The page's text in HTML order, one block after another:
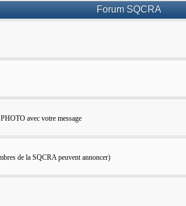
Forum SQCRA
avec votre message
de la SQCRA peuvent annoncer)